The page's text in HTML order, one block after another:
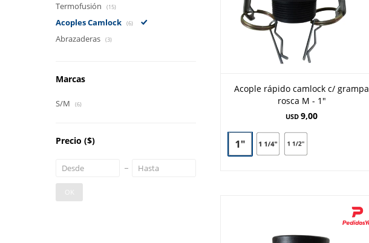
Acople rápido camlock c/ grampa
rosca M - 1"
USD 9,00
Termofusión (15)
Acoples Camlock (6)
Abrazaderas (3)
Marcas
S/M (6)
Precio ($)
OK